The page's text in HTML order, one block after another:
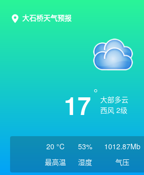
大石桥天气预报
17
大部多云
西风 2级
20 °C
最高温
53%
湿度
1012.87Mb
气压